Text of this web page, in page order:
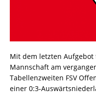
Mit dem letzten
Mannschaft am
Tabellenzweiten FSV
einer 0:3-